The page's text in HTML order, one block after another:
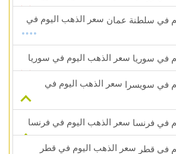
سعر الذهب اليوم في
سعر الذهب اليوم في سوريا
سعر الذهب اليوم في
سعر الذهب اليوم في فرنسا
سعر الذهب اليوم في قطر